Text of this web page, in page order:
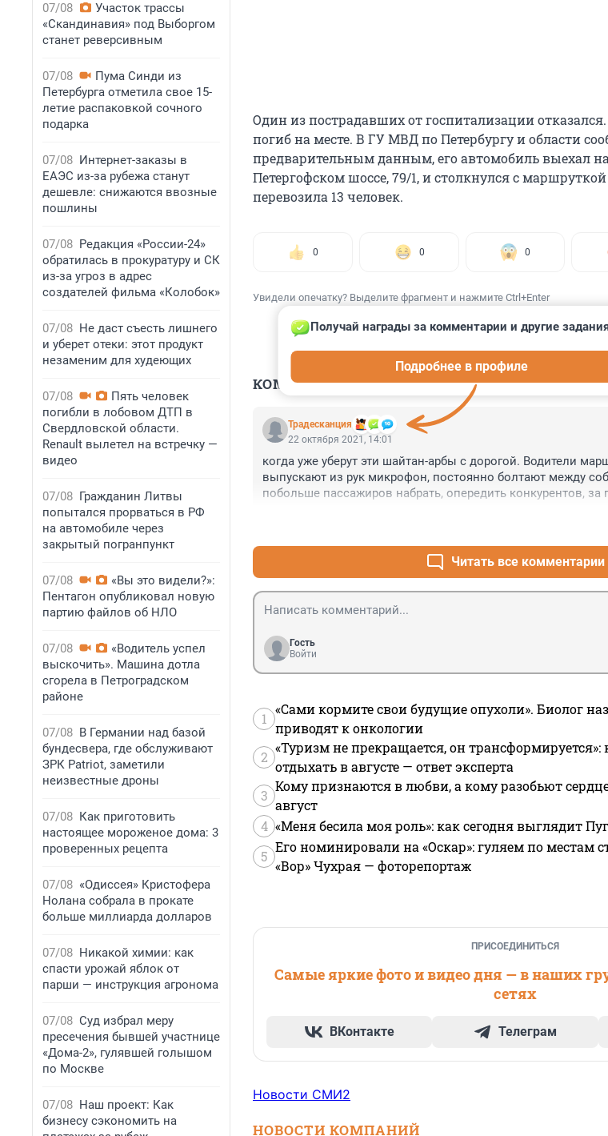
07/08
Участок трассы
«Скандинавия» под Выборгом
станет реверсивным
07/08
Пума Синди из
Петербурга отметила свое 15-
летие распаковкой сочного
подарка
07/08 Интернет-заказы в
ЕАЭС из-за рубежа станут
дешевле: снижаются ввозные
пошлины
07/08 Редакция «России-24»
обратилась в прокуратуру и СК
из-за угроз в адрес
создателей фильма «Колобок»
07/08 Не даст съесть лишнего
и уберет отеки: этот продукт
незаменим для худеющих
07/08
Пять человек
погибли в лобовом ДТП в
Свердловской области.
Renault вылетел на встречку —
видео
07/08 Гражданин Литвы
попытался прорваться в РФ
на автомобиле через
закрытый погранпункт
07/08
«Вы это видели?»:
Пентагон опубликовал новую
партию файлов об НЛО
07/08
«Водитель успел
выскочить». Машина дотла
сгорела в Петроградском
районе
07/08 В Германии над базой
бундесвера, где обслуживают
ЗРК Patriot, заметили
неизвестные дроны
07/08 Как приготовить
настоящее мороженое дома: 3
проверенных рецепта
07/08 «Одиссея» Кристофера
Нолана собрала в прокате
больше миллиарда долларов
07/08 Никакой химии: как
спасти урожай яблок от
парши — инструкция агронома
07/08 Суд избрал меру
пресечения бывшей участнице
«Дома-2», гулявшей голышом
по Москве
07/08 Наш проект: Как
бизнесу сэкономить на
Один из пострадавших от госпитализации отказался.
погиб на месте. В ГУ МВД по Петербургу и области
предварительным данным, его автомобиль выехал на
Петергофском шоссе, 79/1, и столкнулся с
перевозила 13 человек.
0 0 0
Увидели опечатку? Выделите фрагмент и нажмите Ctrl+Enter
КОММЕНТАРИИ 3
Традесканция
Получай награды за комментарии и другие
Подробнее в профиле
22 октября 2021, 14:01
когда уже уберут эти шайтан-арбы с дорогой. Водители
выпускают из рук микрофон, постоянно болтают между
побольше пассажиров набрать, опередить конкурентов, за
Читать все комментарии
Гость
Войти
1
«Сами кормите свои будущие опухоли». Биолог
приводят к онкологии
2
«Туризм не прекращается, он трансформируется»:
отдыхать в августе — ответ эксперта
3
Кому признаются в любви, а кому разобьют
август
4 «Меня бесила моя роль»: как сегодня выглядит
5
Его номинировали на «Оскар»: гуляем по местам
«Вор» Чухрая — фоторепортаж
ПРИСОЕДИНИТЬСЯ
Самые яркие фото и видео дня — в наших
сетях
ВКонтакте Телеграм
Новости СМИ2
НОВОСТИ КОМПАНИЙ